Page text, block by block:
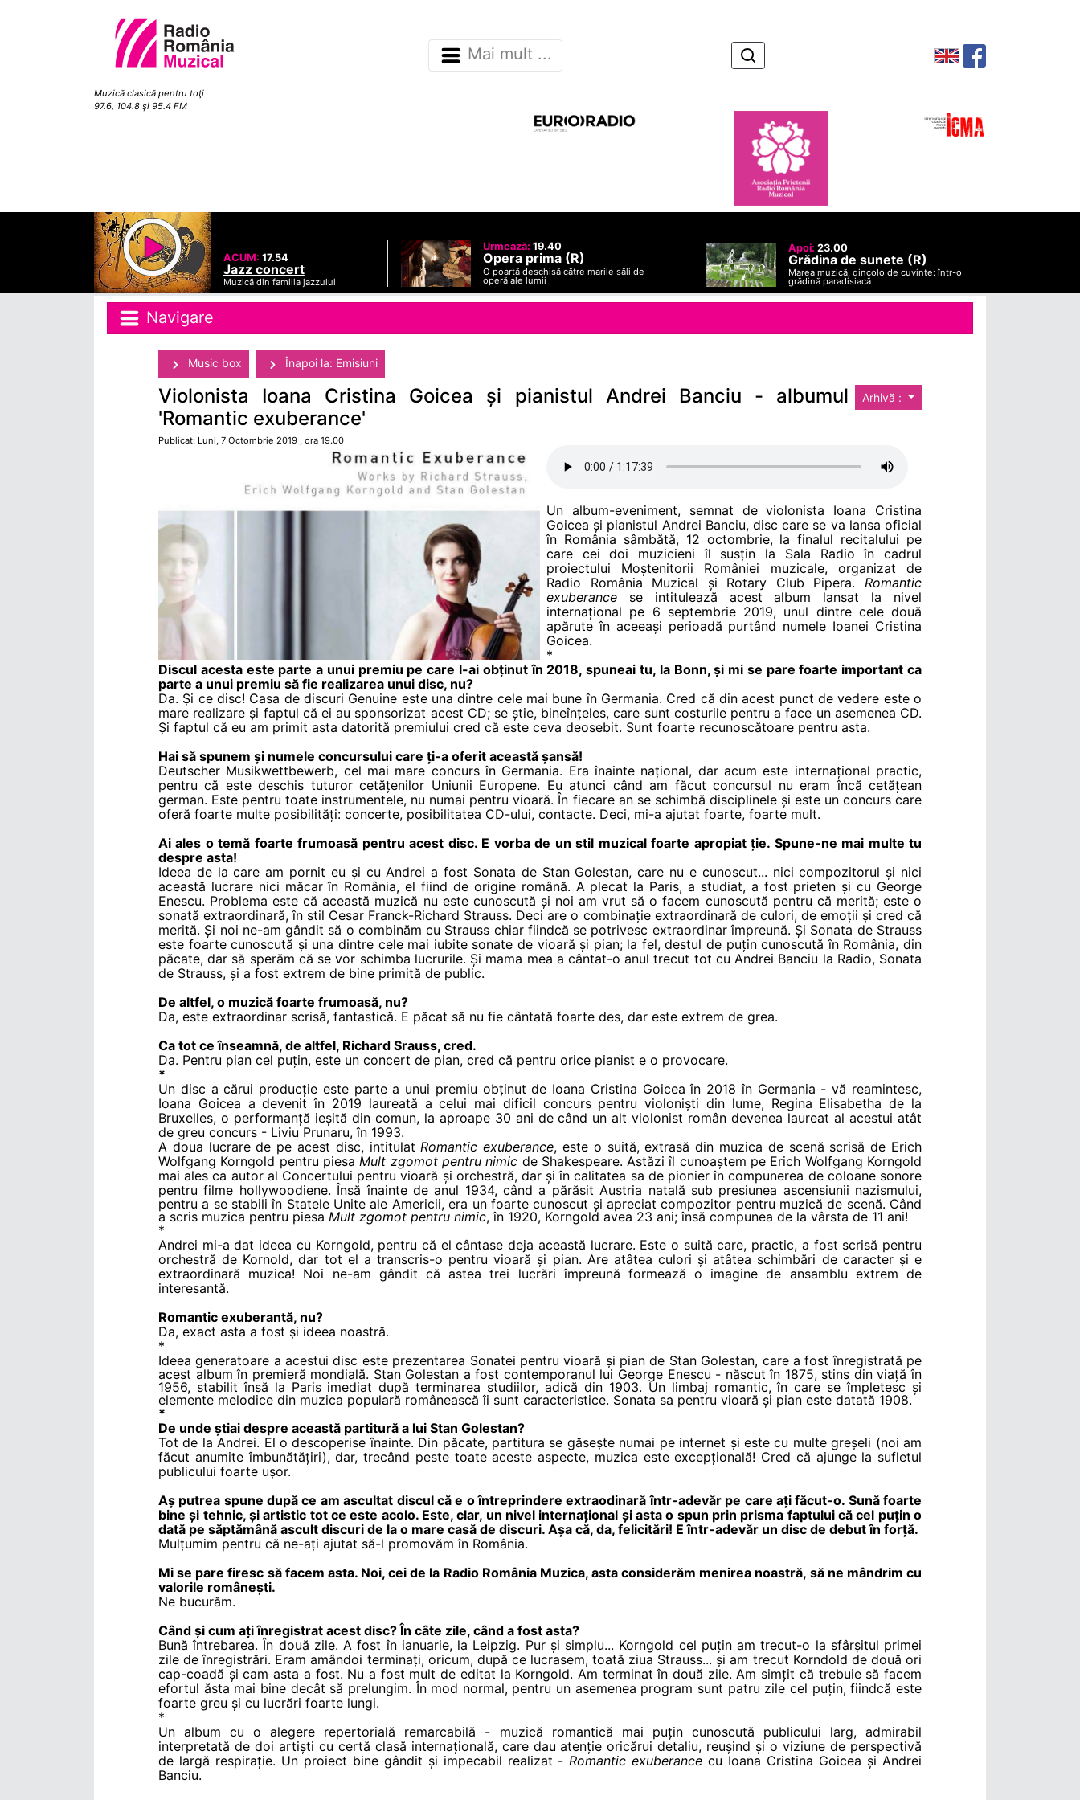
Muzică clasică pentru toţi
97.6, 104.8 şi 95.4 FM
Mai mult ...
ACUM: 17.54
Jazz concert
Muzică din familia jazzului
Urmează: 19.40
Opera prima (R)
O poartă deschisă către marile săli de
operă ale lumii
Apoi: 23.00
Grădina de sunete (R)
Marea muzică, dincolo de cuvinte: într-o
grădină paradisiacă
Navigare
Music box Înapoi la: Emisiuni
Arhivă :
Violonista Ioana Cristina Goicea și pianistul Andrei Banciu - albumul
'Romantic exuberance'
Publicat: Luni, 7 Octombrie 2019 , ora 19.00
Un album-eveniment, semnat de violonista Ioana Cristina
Goicea și pianistul Andrei Banciu, disc care se va lansa oficial
în România sâmbătă, 12 octombrie, la finalul recitalului pe
care cei doi muzicieni îl susțin la Sala Radio în cadrul
proiectului Moștenitorii României muzicale, organizat de
Radio România Muzical și Rotary Club Pipera. Romantic
exuberance se intitulează acest album lansat la nivel
internațional pe 6 septembrie 2019, unul dintre cele două
apărute în aceeași perioadă purtând numele Ioanei Cristina
Goicea.
*
Discul acesta este parte a unui premiu pe care l-ai obținut în 2018, spuneai tu, la Bonn, și mi se pare foarte important ca
parte a unui premiu să fie realizarea unui disc, nu?
Da. Și ce disc! Casa de discuri Genuine este una dintre cele mai bune în Germania. Cred că din acest punct de vedere este o
mare realizare și faptul că ei au sponsorizat acest CD; se știe, bineînțeles, care sunt costurile pentru a face un asemenea CD.
Și faptul că eu am primit asta datorită premiului cred că este ceva deosebit. Sunt foarte recunoscătoare pentru asta.
Hai să spunem și numele concursului care ți-a oferit această șansă!
Deutscher Musikwettbewerb, cel mai mare concurs în Germania. Era înainte național, dar acum este internațional practic,
pentru că este deschis tuturor cetățenilor Uniunii Europene. Eu atunci când am făcut concursul nu eram încă cetățean
german. Este pentru toate instrumentele, nu numai pentru vioară. În fiecare an se schimbă disciplinele și este un concurs care
oferă foarte multe posibilități: concerte, posibilitatea CD-ului, contacte. Deci, mi-a ajutat foarte, foarte mult.
Ai ales o temă foarte frumoasă pentru acest disc. E vorba de un stil muzical foarte apropiat ție. Spune-ne mai multe tu
despre asta!
Ideea de la care am pornit eu și cu Andrei a fost Sonata de Stan Golestan, care nu e cunoscut... nici compozitorul și nici
această lucrare nici măcar în România, el fiind de origine română. A plecat la Paris, a studiat, a fost prieten și cu George
Enescu. Problema este că această muzică nu este cunoscută și noi am vrut să o facem cunoscută pentru că merită; este o
sonată extraordinară, în stil Cesar Franck-Richard Strauss. Deci are o combinație extraordinară de culori, de emoții și cred că
merită. Și noi ne-am gândit să o combinăm cu Strauss chiar fiindcă se potrivesc extraordinar împreună. Și Sonata de Strauss
este foarte cunoscută și una dintre cele mai iubite sonate de vioară și pian; la fel, destul de puțin cunoscută în România, din
păcate, dar să sperăm că se vor schimba lucrurile. Și mama mea a cântat-o anul trecut tot cu Andrei Banciu la Radio, Sonata
de Strauss, și a fost extrem de bine primită de public.
De altfel, o muzică foarte frumoasă, nu?
Da, este extraordinar scrisă, fantastică. E păcat să nu fie cântată foarte des, dar este extrem de grea.
Ca tot ce înseamnă, de altfel, Richard Srauss, cred.
Da. Pentru pian cel puțin, este un concert de pian, cred că pentru orice pianist e o provocare.
*
Un disc a cărui producție este parte a unui premiu obținut de Ioana Cristina Goicea în 2018 în Germania - vă reamintesc,
Ioana Goicea a devenit în 2019 laureată a celui mai dificil concurs pentru violoniști din lume, Regina Elisabetha de la
Bruxelles, o performanță ieșită din comun, la aproape 30 ani de când un alt violonist român devenea laureat al acestui atât
de greu concurs - Liviu Prunaru, în 1993.
A doua lucrare de pe acest disc, intitulat Romantic exuberance, este o suită, extrasă din muzica de scenă scrisă de Erich
Wolfgang Korngold pentru piesa Mult zgomot pentru nimic de Shakespeare. Astăzi îl cunoaștem pe Erich Wolfgang Korngold
mai ales ca autor al Concertului pentru vioară și orchestră, dar și în calitatea sa de pionier în compunerea de coloane sonore
pentru filme hollywoodiene. Însăînainte de anul 1934, când a părăsit Austria natală sub presiunea ascensiunii nazismului,
pentru a se stabili în Statele Unite ale Americii, era un foarte cunoscut și apreciat compozitor pentru muzică de scenă. Când
a scris muzica pentru piesa Mult zgomot pentru nimic, în 1920, Korngold avea 23 ani; însă compunea de la vârsta de 11 ani!
*
Andrei mi-a dat ideea cu Korngold, pentru că el cântase deja această lucrare. Este o suită care, practic, a fost scrisă pentru
orchestră de Kornold, dar tot el a transcris-o pentru vioară și pian. Are atâtea culori și atâtea schimbări de caracter și e
extraordinară muzica! Noi ne-am gândit că astea trei lucrări împreună formează o imagine de ansamblu extrem de
interesantă.
Romantic exuberantă, nu?
Da, exact asta a fost și ideea noastră.
*
Ideea generatoare a acestui disc este prezentarea Sonatei pentru vioară și pian de Stan Golestan, care a fost înregistrată pe
acest album în premieră mondială. Stan Golestan a fost contemporanul lui George Enescu - născut în 1875, stins din viață în
1956, stabilit însă la Paris imediat după terminarea studiilor, adică din 1903. Un limbaj romantic, în care se împletesc și
elemente melodice din muzica populară românească îi sunt caracteristice. Sonata sa pentru vioară și pian este datată 1908.
*
De unde știai despre această partitură a lui Stan Golestan?
Tot de la Andrei. El o descoperise înainte. Din păcate, partitura se găsește numai pe internet și este cu multe greșeli (noi am
făcut anumite îmbunătățiri), dar, trecând peste toate aceste aspecte, muzica este excepțională! Cred că ajunge la sufletul
publicului foarte ușor.
Aș putrea spune după ce am ascultat discul că e o întreprindere extraodinară într-adevăr pe care ați făcut-o. Sună foarte
bine și tehnic, și artistic tot ce este acolo. Este, clar, un nivel internațional și asta o spun prin prisma faptului că cel puțin o
dată pe săptămână ascult discuri de la o mare casă de discuri. Așa că, da, felicitări! E într-adevăr un disc de debut în forță.
Mulțumim pentru că ne-ați ajutat să-l promovăm în România.
Mi se pare firesc să facem asta. Noi, cei de la Radio România Muzica, asta considerăm menirea noastră, să ne mândrim cu
valorile românești.
Ne bucurăm.
Când și cum ați înregistrat acest disc? În câte zile, când a fost asta?
Bună întrebarea. În două zile. A fost în ianuarie, la Leipzig. Pur și simplu... Korngold cel puțin am trecut-o la sfârșitul primei
zile de înregistrări. Eram amândoi terminați, oricum, după ce lucrasem, toată ziua Strauss... și am trecut Korndold de două ori
cap-coadă și cam asta a fost. Nu a fost mult de editat la Korngold. Am terminat în două zile. Am simțit că trebuie să facem
efortul ăsta mai bine decât să prelungim. În mod normal, pentru un asemenea program sunt patru zile cel puțin, fiindcă este
foarte greu și cu lucrări foarte lungi.
*
Un album cu o alegere repertorială remarcabilă - muzică romantică mai puțin cunoscută publicului larg, admirabil
interpretată de doi artiști cu certă clasă internațională, care dau atenție oricărui detaliu, reușind și o viziune de perspectivă
de largă respirație. Un proiect bine gândit și impecabil realizat - Romantic exuberance cu Ioana Cristina Goicea și Andrei
Banciu.